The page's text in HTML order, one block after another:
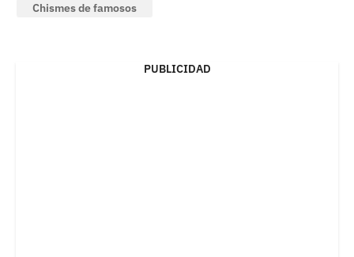
Chismes de famosos
PUBLICIDAD